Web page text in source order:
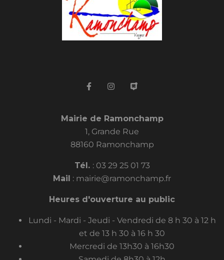
Mairie de Ramonchamp
1, Grande Rue
88160 Ramonchamp
Tél. : 03 29 25 01 73
Mail : mairie@ramonchamp.fr
Heures d'ouverture au public
Lundi - Mardi - Jeudi - Vendredi de 8 h 30 à 12 h
et de 13 h 30 à 16 h 30
Mercredi de 13h30 à 16h30